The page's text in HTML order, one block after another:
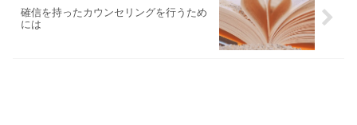
確信を持ったカウンセリングを行うため
には